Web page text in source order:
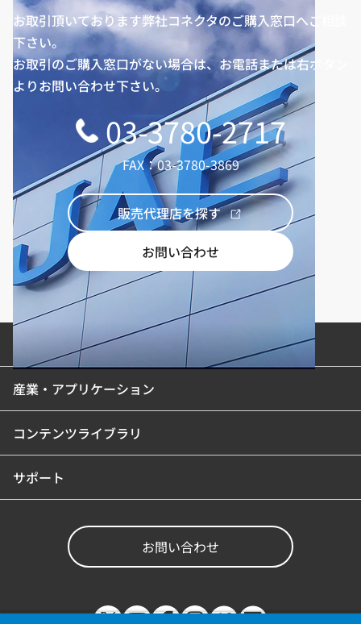
お取引頂いております弊社コネクタのご購入窓口へご相談
下さい。
お取引のご購入窓口がない場合は、お電話または右ボタン
よりお問い合わせ下さい。
03-3780-2717
FAX：03-3780-3869
販売代理店を探す
お問い合わせ
製品カテゴリ
産業・アプリケーション
コンテンツライブラリ
サポート
お問い合わせ